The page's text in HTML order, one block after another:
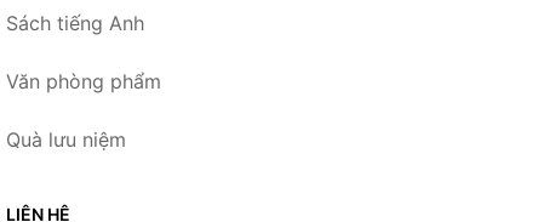
Sách tiếng Anh
Văn phòng phẩm
Quà lưu niệm
LIÊN HỆ